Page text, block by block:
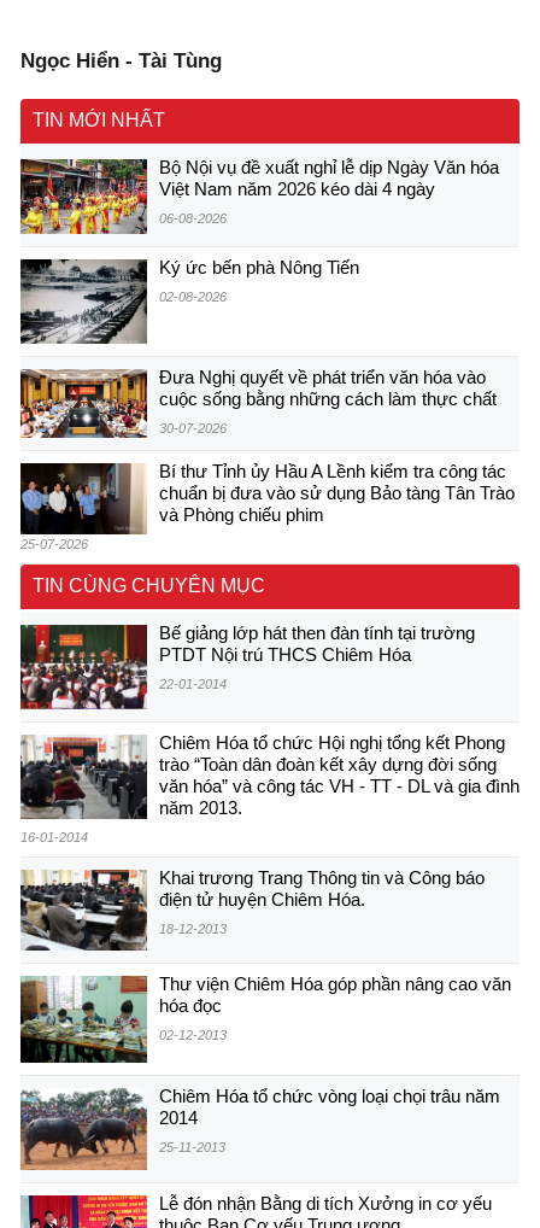
Ngọc Hiển - Tài Tùng
TIN MỚI NHẤT
Bộ Nội vụ đề xuất nghỉ lễ dịp Ngày Văn hóa
Việt Nam năm 2026 kéo dài 4 ngày
06-08-2026
Ký ức bến phà Nông Tiến
02-08-2026
Đưa Nghị quyết về phát triển văn hóa vào
cuộc sống bằng những cách làm thực chất
30-07-2026
Bí thư Tỉnh ủy Hầu A Lềnh kiểm tra công tác
chuẩn bị đưa vào sử dụng Bảo tàng Tân Trào
và Phòng chiếu phim
25-07-2026
TIN CÙNG CHUYÊN MỤC
Bế giảng lớp hát then đàn tính tại trường
PTDT Nội trú THCS Chiêm Hóa
22-01-2014
Chiêm Hóa tổ chức Hội nghị tổng kết Phong
trào “Toàn dân đoàn kết xây dựng đời sống
văn hóa” và công tác VH - TT - DL và gia đình
năm 2013.
16-01-2014
Khai trương Trang Thông tin và Công báo
điện tử huyện Chiêm Hóa.
18-12-2013
Thư viện Chiêm Hóa góp phần nâng cao văn
hóa đọc
02-12-2013
Chiêm Hóa tổ chức vòng loại chọi trâu năm
2014
25-11-2013
Lễ đón nhận Bằng di tích Xưởng in cơ yếu